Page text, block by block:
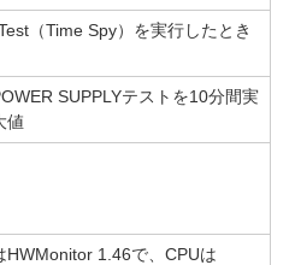
（Time Spy）を実行したとき
SUPPLYテストを10分間実
値
HWMonitor 1.46で、CPUは